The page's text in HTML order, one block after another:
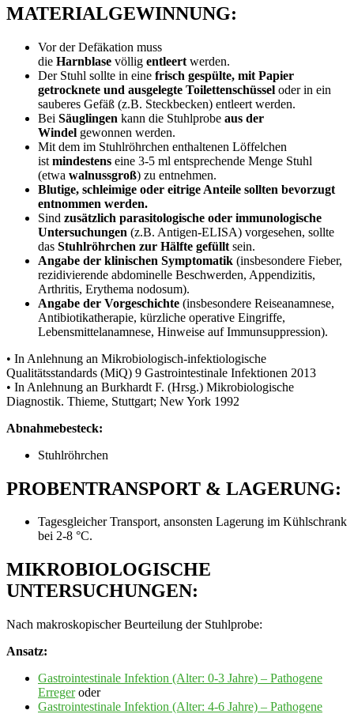
MATERIALGEWINNUNG:
Vor der Defäkation muss
die Harnblase völlig entleert werden.
Der Stuhl sollte in eine frisch gespülte, mit Papier
getrocknete und ausgelegte Toilettenschüssel oder in ein
sauberes Gefäß (z.B. Steckbecken) entleert werden.
Bei Säuglingen kann die Stuhlprobe aus der
Windel gewonnen werden.
Mit dem im Stuhlröhrchen enthaltenen Löffelchen
ist mindestens eine 3-5 ml entsprechende Menge Stuhl
(etwa walnussgroß) zu entnehmen.
Blutige, schleimige oder eitrige Anteile sollten bevorzugt
entnommen werden.
Sind zusätzlich parasitologische oder immunologische
Untersuchungen (z.B. Antigen-ELISA) vorgesehen, sollte
das Stuhlröhrchen zur Hälfte gefüllt sein.
Angabe der klinischen Symptomatik (insbesondere Fieber,
rezidivierende abdominelle Beschwerden, Appendizitis,
Arthritis, Erythema nodosum).
Angabe der Vorgeschichte (insbesondere Reiseanamnese,
Antibiotikatherapie, kürzliche operative Eingriffe,
Lebensmittelanamnese, Hinweise auf Immunsuppression).
• In Anlehnung an Mikrobiologisch-infektiologische
Qualitätsstandards (MiQ) 9 Gastrointestinale Infektionen 2013
• In Anlehnung an Burkhardt F. (Hrsg.) Mikrobiologische
Diagnostik. Thieme, Stuttgart; New York 1992
Abnahmebesteck:
Stuhlröhrchen
PROBENTRANSPORT & LAGERUNG:
Tagesgleicher Transport, ansonsten Lagerung im Kühlschrank
bei 2‐8 °C.
MIKROBIOLOGISCHE
UNTERSUCHUNGEN:
Nach makroskopischer Beurteilung der Stuhlprobe:
Ansatz:
Gastrointestinale Infektion (Alter: 0-3 Jahre) – Pathogene
Erregeroder
Gastrointestinale Infektion (Alter: 4-6 Jahre) – Pathogene